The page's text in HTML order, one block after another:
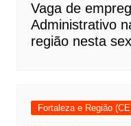
Vaga de
Administrativo
região nesta
Fortaleza e Região